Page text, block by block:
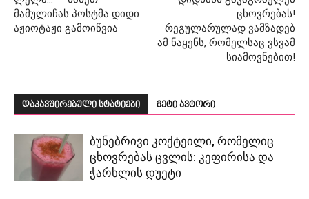
მამულიჩას პოსტმა დიდი
აჟიოტაჟი გამოიწვია
ცხოვრებას!
რეგულარულად ვამზადებ
ამ ნაყენს, რომელსაც ვსვამ
სიამოვნებით!
დაკავშირებული სტატიები მეტი ავტორი
ბუნებრივი კოქტეილი, რომელიც
ცხოვრებას ცვლის: კეფირისა და
ჭარხლის დუეტი